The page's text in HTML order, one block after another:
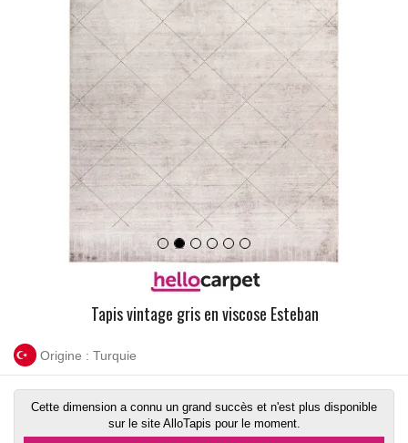
Tapis vintage gris en viscose Esteban
Origine : Turquie
Cette dimension a connu un grand succès et n'est plus disponible
sur le site AlloTapis pour le moment.